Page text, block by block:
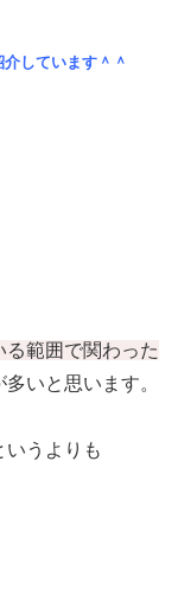
しています＾＾
る範囲で関わった
多いと思います。
いうよりも